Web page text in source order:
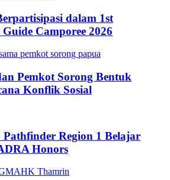
dalam 1st
Camporee 2026
Pemkot Sorong Bentuk
Konflik Sosial
Region 1 Belajar
Honors